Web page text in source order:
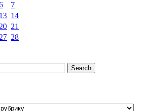
7
13 14
20 21
27 28
Search